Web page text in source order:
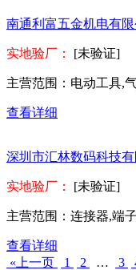
南通利富五金机电有限
实地验厂： [未验证]
主营范围： 电动工具,
查看详细
深圳市汇林数码科技有
实地验厂： [未验证]
主营范围： 连接器,端
查看详细
«上一页
1 2 … 3